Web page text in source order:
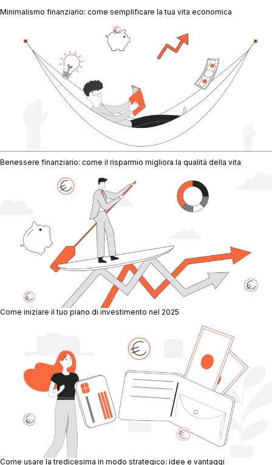
Minimalismo finanziario: come semplificare la tua vita economica
Benessere finanziario: come il risparmio migliora la qualità della vita
Come iniziare il tuo piano di investimento nel 2025
Come usare la tredicesima in modo strategico: idee e vantaggi